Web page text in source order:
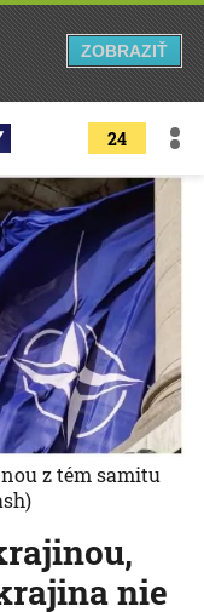
24
nie
z tém samitu
ZOBRAZIŤ